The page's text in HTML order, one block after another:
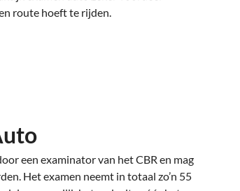
route hoeft te rijden.
een examinator van het CBR en mag
Het examen neemt in totaal zo’n 55